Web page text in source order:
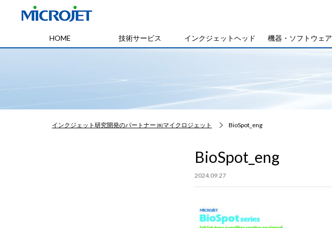
HOME 技術サービス インクジェットヘッド 機器・ソフトウェア
インクジェット研究開発のパートナー ㈱マイクロジェット BioSpot_eng
BioSpot_eng
2024.09.27